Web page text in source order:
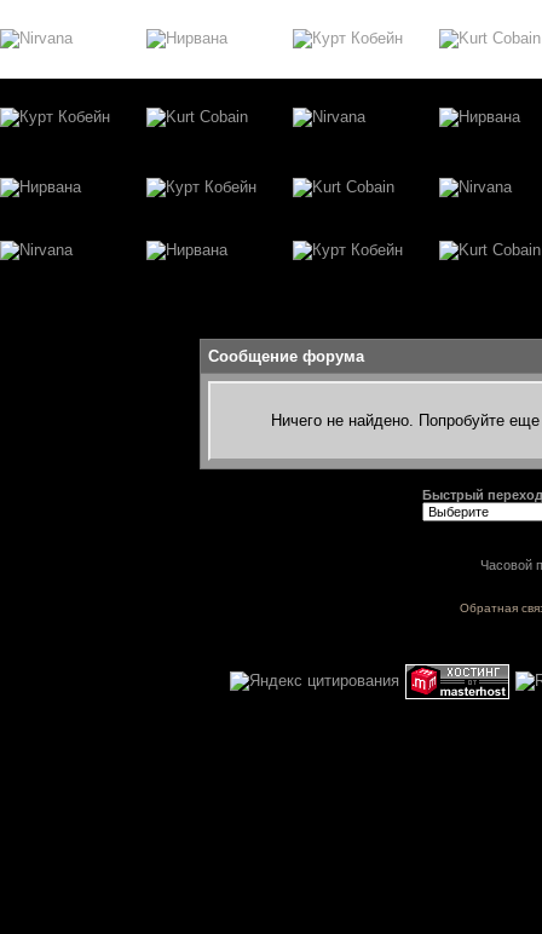
Сообщение форума
Ничего не найдено. Попробуйте
Быстрый переход
Часовой
Обратная